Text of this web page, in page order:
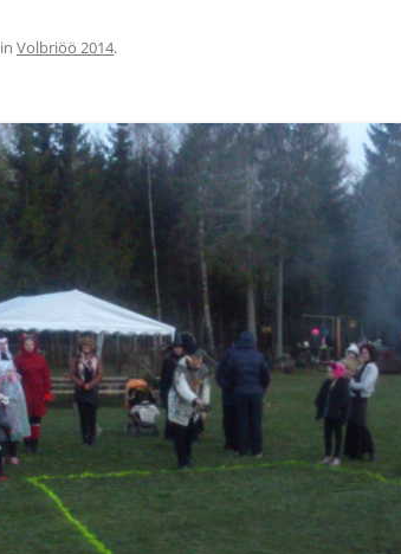
VAIBA HEEGELDAMISE ÕPITUBA
SÕMERUS
JÕULUOOTUS SÕMERUS
in Volbriöö 2014.